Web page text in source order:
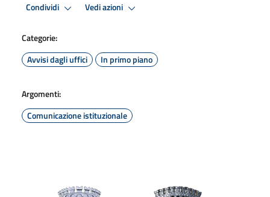
Condividi Vedi azioni
Categorie:
Avvisi dagli uffici
In primo piano
Argomenti:
Comunicazione istituzionale